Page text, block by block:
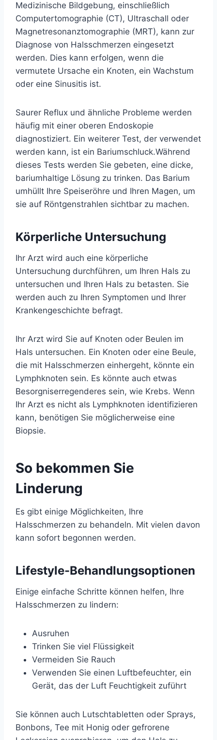
Medizinische Bildgebung, einschließlich
Computertomographie (CT), Ultraschall oder
Magnetresonanztomographie (MRT), kann zur
Diagnose von Halsschmerzen eingesetzt
werden. Dies kann erfolgen, wenn die
vermutete Ursache ein Knoten, ein Wachstum
oder eine Sinusitis ist.
Saurer Reflux und ähnliche Probleme werden
häufig mit einer oberen Endoskopie
diagnostiziert. Ein weiterer Test, der verwendet
werden kann, ist ein Bariumschluck.Während
dieses Tests werden Sie gebeten, eine dicke,
bariumhaltige Lösung zu trinken. Das Barium
umhüllt Ihre Speiseröhre und Ihren Magen, um
sie auf Röntgenstrahlen sichtbar zu machen.
Körperliche Untersuchung
Ihr Arzt wird auch eine körperliche
Untersuchung durchführen, um Ihren Hals zu
untersuchen und Ihren Hals zu betasten. Sie
werden auch zu Ihren Symptomen und Ihrer
Krankengeschichte befragt.
Ihr Arzt wird Sie auf Knoten oder Beulen im
Hals untersuchen. Ein Knoten oder eine Beule,
die mit Halsschmerzen einhergeht, könnte ein
Lymphknoten sein. Es könnte auch etwas
Besorgniserregenderes sein, wie Krebs. Wenn
Ihr Arzt es nicht als Lymphknoten identifizieren
kann, benötigen Sie möglicherweise eine
Biopsie.
So bekommen Sie
Linderung
Es gibt einige Möglichkeiten, Ihre
Halsschmerzen zu behandeln. Mit vielen davon
kann sofort begonnen werden.
Lifestyle-Behandlungsoptionen
Einige einfache Schritte können helfen, Ihre
Halsschmerzen zu lindern:
Ausruhen
Trinken Sie viel Flüssigkeit
Vermeiden Sie Rauch
Verwenden Sie einen Luftbefeuchter, ein
Gerät, das der Luft Feuchtigkeit zuführt
Sie können auch Lutschtabletten oder Sprays,
Bonbons, Tee mit Honig oder gefrorene